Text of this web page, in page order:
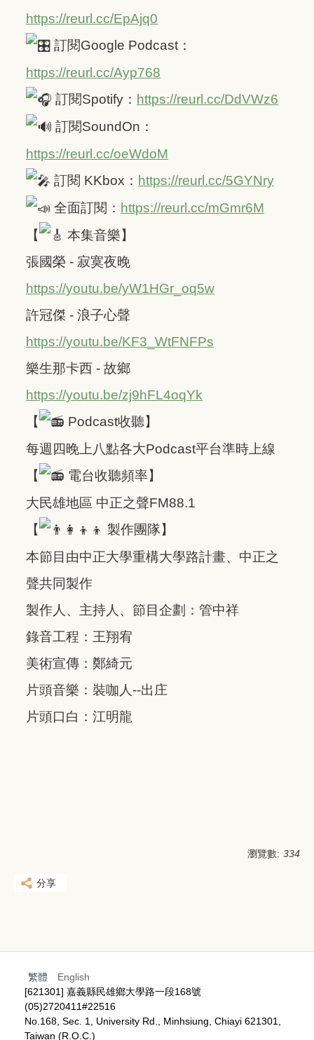
https://reurl.cc/EpAjq0
訂閱Google Podcast：
https://reurl.cc/Ayp768
訂閱Spotify： https://reurl.cc/DdVWz6
訂閱SoundOn：
https://reurl.cc/oeWdoM
訂閱 KKbox： https://reurl.cc/5GYNry
全面訂閱： https://reurl.cc/mGmr6M
【
本集音樂】
張國榮 - 寂寞夜晚
https://youtu.be/yW1HGr_oq5w
許冠傑 - 浪子心聲
https://youtu.be/KF3_WtFNFPs
樂生那卡西 - 故鄉
https://youtu.be/zj9hFL4oqYk
【
Podcast收聽】
每週四晚上八點各大Podcast平台準時上線
【
電台收聽頻率】
大民雄地區 中正之聲FM88.1
【
製作團隊】
本節目由中正大學重構大學路計畫、中正之
聲共同製作
製作人、主持人、節目企劃：管中祥
錄音工程：王翔宥
美術宣傳：鄭綺元
片頭音樂：裝咖人--出庄
片頭口白：江明龍
瀏覽數: 334
分享
繁體
English
[621301] 嘉義縣民雄鄉大學路一段168號
(05)2720411#22516
No.168, Sec. 1, University Rd., Minhsiung, Chiayi 621301,
Taiwan (R.O.C.)